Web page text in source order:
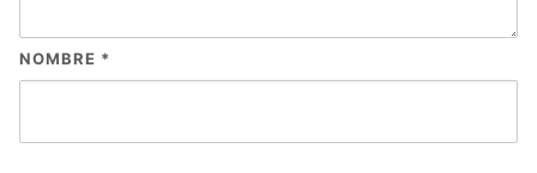
NOMBRE *